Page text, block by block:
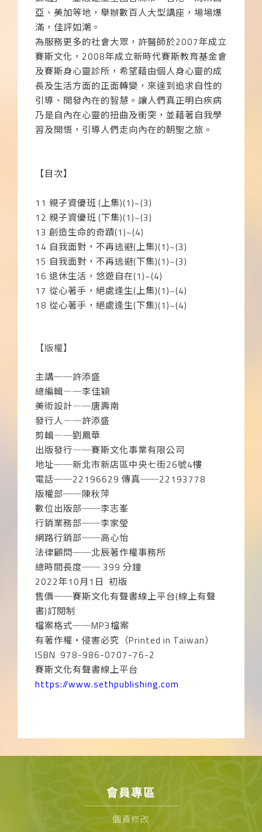
亞、美加等地，舉辦數百人大型講座，場場爆
滿，佳評如潮。
為服務更多的社會大眾，許醫師於2007年成立
賽斯文化， 2008年成立新時代賽斯教育基金會
及賽斯身心靈診所，希望藉由個人身心靈的成
長及生活方面的正面轉變，來達到追求自性的
引導、開發內在的智慧。讓人們真正明白疾病
乃是自內在心靈的扭曲及衝突，並藉著自我學
習及開悟，引導人們走向內在的朝聖之旅。
【目次】
11 親子資優班(上集)(1)~(3)
12 親子資優班(下集)(1)~(3)
13 創造生命的奇蹟(1)~(4)
14 自我面對，不再逃避(上集)(1)~(3)
15 自我面對，不再逃避(下集)(1)~(3)
16 退休生活，悠遊自在(1)~(4)
17 從心著手，絕處逢生(上集)(1)~(4)
18 從心著手，絕處逢生(下集)(1)~(4)
【版權】
主講──許添盛
總編輯―─李佳穎
美術設計―─唐壽南
發行人―─許添盛
剪輯―─劉鳳華
出版發行―─賽斯文化事業有限公司
地址──新北市新店區中央七街26號4樓
電話──22196629 傳真──22193778
版權部──陳秋萍
數位出版部──李志峯
行銷業務部──李家瑩
網路行銷部──高心怡
法律顧問──北辰著作權事務所
總時間長度──399 分鐘
2022年10月 1 日 初版
售價──賽斯文化有聲書線上平台(線上有聲
書)訂閱制
檔案格式──MP3檔案
有著作權‧侵害必究（Printed in Taiwan）
ISBN 978-986-0707-76-2
賽斯文化有聲書線上平台
https://www.sethpublishing.com
會員專區
個資修改